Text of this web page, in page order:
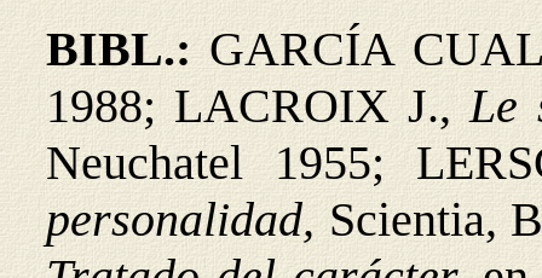
BIBL.:GARCÍA
1988; LACROIX J.,Le
Neuchatel 1955;
personalidad,Scientia,